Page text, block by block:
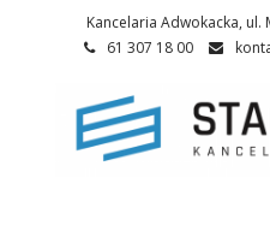
Kancelaria Adwokacka, ul.
61 307 18 00